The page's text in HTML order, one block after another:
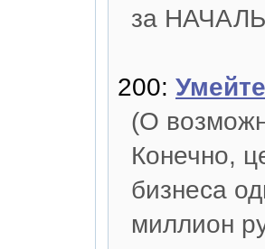
за
200:
(О
Конечно,
бизнеса
миллион